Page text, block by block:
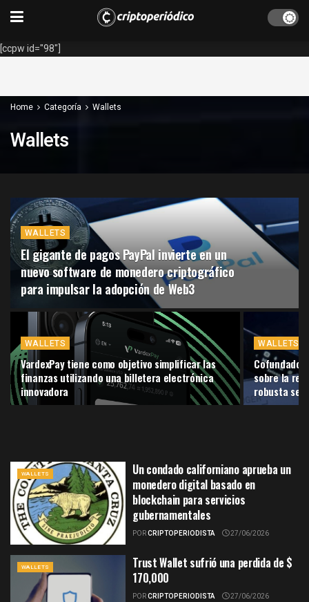
[ccpw id="98"]
Home Categoría Wallets
Wallets
WALLETS
El gigante de pagos PayPal invierte en un
nuevo software de monedero criptográfico
para impulsar la adopción de Web3
WALLETS
VardexPay tiene como objetivo simplificar las
finanzas utilizando una billetera electrónica
innovadora
WALLETS
Cofundador
sobre la
robusta
WALLETS
Un condado californiano aprueba un
monedero digital basado en
blockchain para servicios
gubernamentales
PORCRIPTOPERIODISTA 27/06/2026
WALLETS
Trust Wallet sufrió una perdida de $
170,000
PORCRIPTOPERIODISTA 27/06/2026